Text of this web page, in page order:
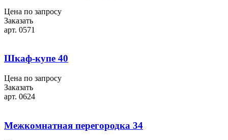
Цена по запросу
Заказать
арт. 0571
Шкаф-купе 40
Цена по запросу
Заказать
арт. 0624
Межкомнатная перегородка 34